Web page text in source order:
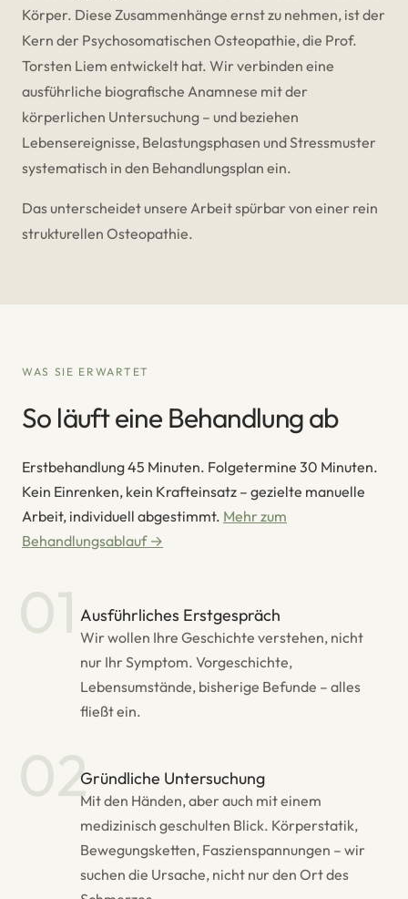
Körper. Diese Zusammenhänge ernst zu nehmen, ist der
Kern der Psychosomatischen Osteopathie, die Prof.
Torsten Liem entwickelt hat. Wir verbinden eine
ausführliche biografische Anamnese mit der
körperlichen Untersuchung – und beziehen
Lebensereignisse, Belastungsphasen und Stressmuster
systematisch in den Behandlungsplan ein.
Das unterscheidet unsere Arbeit spürbar von einer rein
strukturellen Osteopathie.
WAS SIE ERWARTET
So läuft eine Behandlung ab
Erstbehandlung 45 Minuten. Folgetermine 30 Minuten.
Kein Einrenken, kein Krafteinsatz – gezielte manuelle
Arbeit, individuell abgestimmt. Mehr zum
Behandlungsablauf →
01 Ausführliches Erstgespräch
Wir wollen Ihre Geschichte verstehen, nicht
nur Ihr Symptom. Vorgeschichte,
Lebensumstände, bisherige Befunde – alles
fließt ein.
02Gründliche Untersuchung
Mit den Händen, aber auch mit einem
medizinisch geschulten Blick. Körperstatik,
Bewegungsketten, Faszienspannungen – wir
suchen die Ursache, nicht nur den Ort des